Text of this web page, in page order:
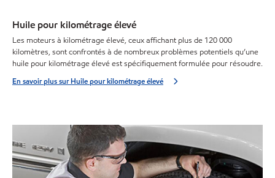
Huile pour kilométrage élevé
Les moteurs à kilométrage élevé, ceux affichant plus de 120 000
kilomètres, sont confrontés à de nombreux problèmes potentiels qu’une
huile pour kilométrage élevé est spécifiquement formulée pour résoudre.
En savoir plus sur Huile pour kilométrage élevé